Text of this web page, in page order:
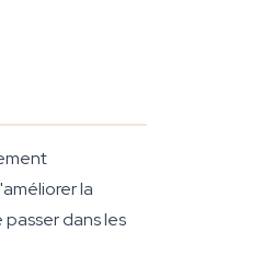
la
dans les